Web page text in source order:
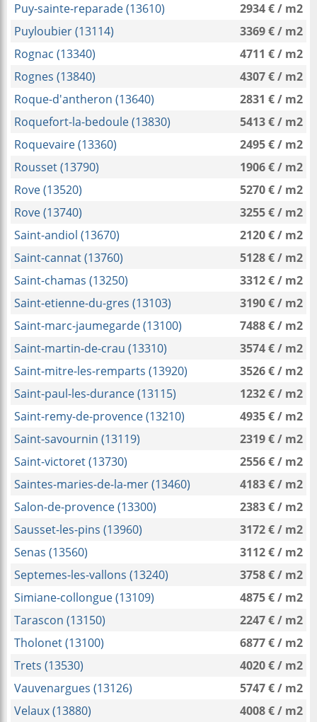
Puy-sainte-reparade (13610)
2934 € / m2
Puyloubier (13114)
3369 € / m2
Rognac (13340)
4711 € / m2
Rognes (13840)
4307 € / m2
Roque-d'antheron (13640)
2831 € / m2
Roquefort-la-bedoule (13830)
5413 € / m2
Roquevaire (13360)
2495 € / m2
Rousset (13790)
1906 € / m2
Rove (13520)
5270 € / m2
Rove (13740)
3255 € / m2
Saint-andiol (13670)
2120 € / m2
Saint-cannat (13760)
5128 € / m2
Saint-chamas (13250)
3312 € / m2
Saint-etienne-du-gres (13103)
3190 € / m2
Saint-marc-jaumegarde (13100)
7488 € / m2
Saint-martin-de-crau (13310)
3574 € / m2
Saint-mitre-les-remparts (13920)
3526 € / m2
Saint-paul-les-durance (13115)
1232 € / m2
Saint-remy-de-provence (13210)
4935 € / m2
Saint-savournin (13119)
2319 € / m2
Saint-victoret (13730)
2556 € / m2
Saintes-maries-de-la-mer (13460)
4183 € / m2
Salon-de-provence (13300)
2383 € / m2
Sausset-les-pins (13960)
3172 € / m2
Senas (13560)
3112 € / m2
Septemes-les-vallons (13240)
3758 € / m2
Simiane-collongue (13109)
4875 € / m2
Tarascon (13150)
2247 € / m2
Tholonet (13100)
6877 € / m2
Trets (13530)
4020 € / m2
Vauvenargues (13126)
5747 € / m2
Velaux (13880)
4008 € / m2